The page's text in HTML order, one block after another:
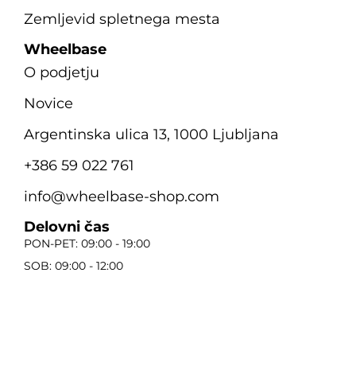
Zemljevid spletnega mesta
Wheelbase
O podjetju
Novice
Argentinska ulica 13, 1000 Ljubljana
+386 59 022 761
info@wheelbase-shop.com
Delovni čas
PON-PET: 09:00 - 19:00
SOB: 09:00 - 12:00